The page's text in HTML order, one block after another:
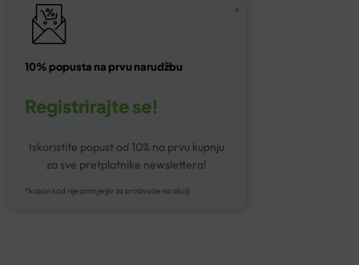
10% popusta na prvu narudžbu
Registrirajte se!
Iskoristite popust od 10% na prvu kupnju
za sve pretplatnike newslettera!
*kupon kod nije primjenjiv za proizvode na akciji